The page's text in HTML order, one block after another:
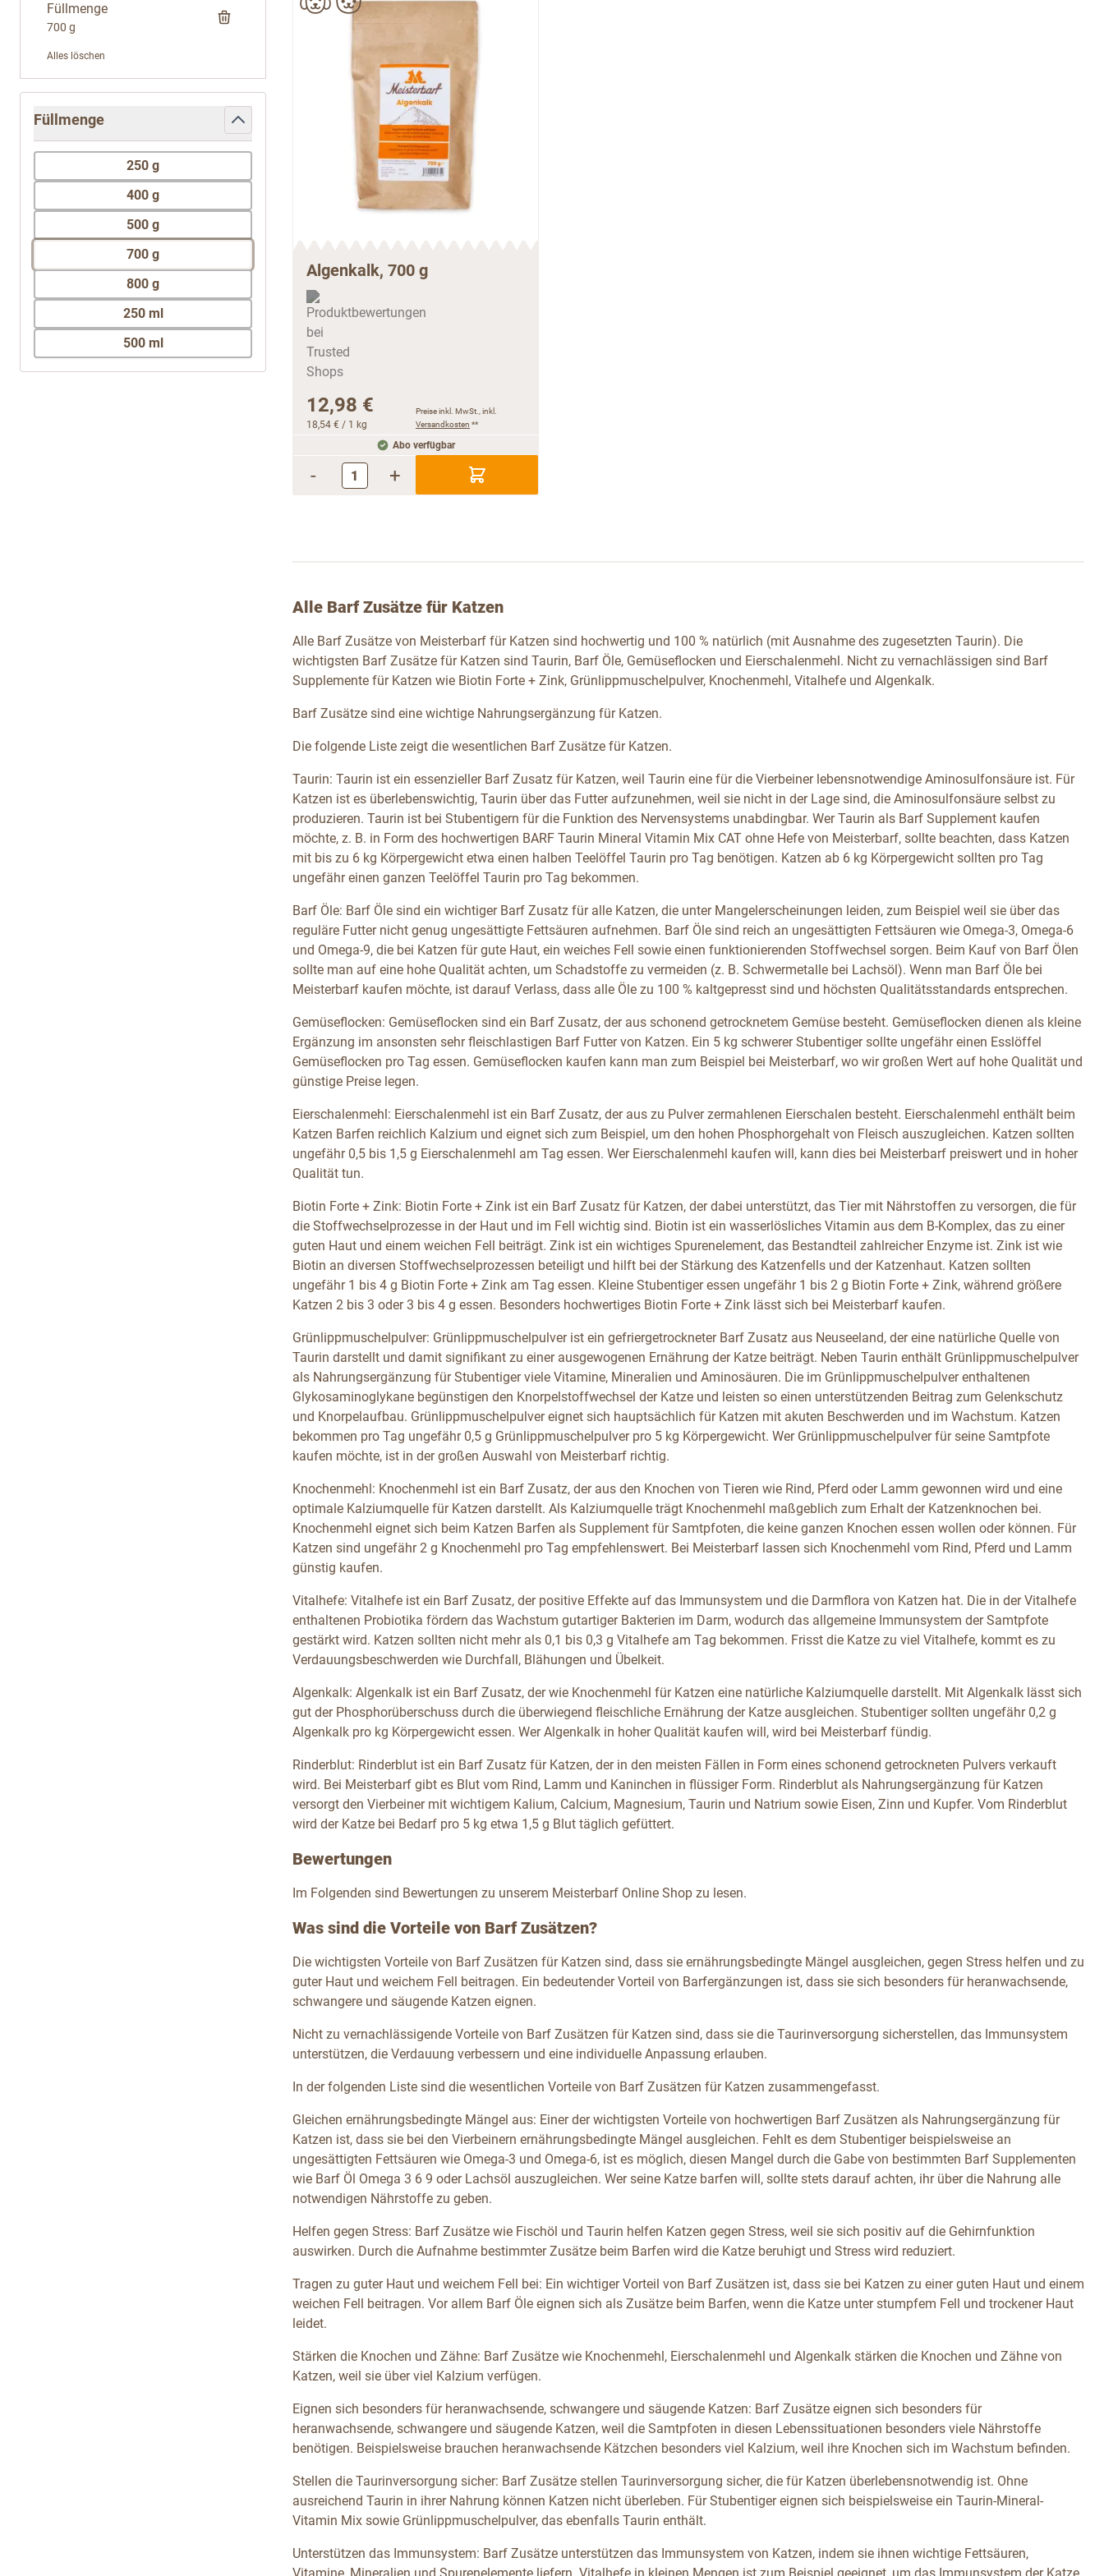
Füllmenge
700 g
Alles löschen
Füllmenge
filter
250 g
400 g
500 g
700 g
800 g
250 ml
500 ml
Algenkalk, 700 g
12,98 €
18,54 € / 1 kg
Preise inkl. MwSt., inkl.
Versandkosten **
Abo verfügbar
- +
Alle Barf Zusätze für Katzen
Alle Barf Zusätze von Meisterbarf für Katzen sind hochwertig und 100 % natürlich (mit Ausnahme des zugesetzten Taurin). Die
wichtigsten Barf Zusätze für Katzen sind Taurin, Barf Öle, Gemüseflocken und Eierschalenmehl. Nicht zu vernachlässigen sind Barf
Supplemente für Katzen wie Biotin Forte + Zink, Grünlippmuschelpulver, Knochenmehl, Vitalhefe und Algenkalk.
Barf Zusätze sind eine wichtige Nahrungsergänzung für Katzen.
Die folgende Liste zeigt die wesentlichen Barf Zusätze für Katzen.
Taurin: Taurin ist ein essenzieller Barf Zusatz für Katzen, weil Taurin eine für die Vierbeiner lebensnotwendige Aminosulfonsäure ist. Für
Katzen ist es überlebenswichtig, Taurin über das Futter aufzunehmen, weil sie nicht in der Lage sind, die Aminosulfonsäure selbst zu
produzieren. Taurin ist bei Stubentigern für die Funktion des Nervensystems unabdingbar. Wer Taurin als Barf Supplement kaufen
möchte, z. B. in Form des hochwertigen BARF Taurin Mineral Vitamin Mix CAT ohne Hefe von Meisterbarf, sollte beachten, dass Katzen
mit bis zu 6 kg Körpergewicht etwa einen halben Teelöffel Taurin pro Tag benötigen. Katzen ab 6 kg Körpergewicht sollten pro Tag
ungefähr einen ganzen Teelöffel Taurin pro Tag bekommen.
Barf Öle: Barf Öle sind ein wichtiger Barf Zusatz für alle Katzen, die unter Mangelerscheinungen leiden, zum Beispiel weil sie über das
reguläre Futter nicht genug ungesättigte Fettsäuren aufnehmen. Barf Öle sind reich an ungesättigten Fettsäuren wie Omega-3, Omega-6
und Omega-9, die bei Katzen für gute Haut, ein weiches Fell sowie einen funktionierenden Stoffwechsel sorgen. Beim Kauf von Barf Ölen
sollte man auf eine hohe Qualität achten, um Schadstoffe zu vermeiden (z. B. Schwermetalle bei Lachsöl). Wenn man Barf Öle bei
Meisterbarf kaufen möchte, ist darauf Verlass, dass alle Öle zu 100 % kaltgepresst sind und höchsten Qualitätsstandards entsprechen.
Gemüseflocken: Gemüseflocken sind ein Barf Zusatz, der aus schonend getrocknetem Gemüse besteht. Gemüseflocken dienen als kleine
Ergänzung im ansonsten sehr fleischlastigen Barf Futter von Katzen. Ein 5 kg schwerer Stubentiger sollte ungefähr einen Esslöffel
Gemüseflocken pro Tag essen. Gemüseflocken kaufen kann man zum Beispiel bei Meisterbarf, wo wir großen Wert auf hohe Qualität und
günstige Preise legen.
Eierschalenmehl: Eierschalenmehl ist ein Barf Zusatz, der aus zu Pulver zermahlenen Eierschalen besteht. Eierschalenmehl enthält beim
Katzen Barfen reichlich Kalzium und eignet sich zum Beispiel, um den hohen Phosphorgehalt von Fleisch auszugleichen. Katzen sollten
ungefähr 0,5 bis 1,5 g Eierschalenmehl am Tag essen. Wer Eierschalenmehl kaufen will, kann dies bei Meisterbarf preiswert und in hoher
Qualität tun.
Biotin Forte + Zink: Biotin Forte + Zink ist ein Barf Zusatz für Katzen, der dabei unterstützt, das Tier mit Nährstoffen zu versorgen, die für
die Stoffwechselprozesse in der Haut und im Fell wichtig sind. Biotin ist ein wasserlösliches Vitamin aus dem B-Komplex, das zu einer
guten Haut und einem weichen Fell beiträgt. Zink ist ein wichtiges Spurenelement, das Bestandteil zahlreicher Enzyme ist. Zink ist wie
Biotin an diversen Stoffwechselprozessen beteiligt und hilft bei der Stärkung des Katzenfells und der Katzenhaut. Katzen sollten
ungefähr 1 bis 4 g Biotin Forte + Zink am Tag essen. Kleine Stubentiger essen ungefähr 1 bis 2 g Biotin Forte + Zink, während größere
Katzen 2 bis 3 oder 3 bis 4 g essen. Besonders hochwertiges Biotin Forte + Zink lässt sich bei Meisterbarf kaufen.
Grünlippmuschelpulver: Grünlippmuschelpulver ist ein gefriergetrockneter Barf Zusatz aus Neuseeland, der eine natürliche Quelle von
Taurin darstellt und damit signifikant zu einer ausgewogenen Ernährung der Katze beiträgt. Neben Taurin enthält Grünlippmuschelpulver
als Nahrungsergänzung für Stubentiger viele Vitamine, Mineralien und Aminosäuren. Die im Grünlippmuschelpulver enthaltenen
Glykosaminoglykane begünstigen den Knorpelstoffwechsel der Katze und leisten so einen unterstützenden Beitrag zum Gelenkschutz
und Knorpelaufbau. Grünlippmuschelpulver eignet sich hauptsächlich für Katzen mit akuten Beschwerden und im Wachstum. Katzen
bekommen pro Tag ungefähr 0,5 g Grünlippmuschelpulver pro 5 kg Körpergewicht. Wer Grünlippmuschelpulver für seine Samtpfote
kaufen möchte, ist in der großen Auswahl von Meisterbarf richtig.
Knochenmehl: Knochenmehl ist ein Barf Zusatz, der aus den Knochen von Tieren wie Rind, Pferd oder Lamm gewonnen wird und eine
optimale Kalziumquelle für Katzen darstellt. Als Kalziumquelle trägt Knochenmehl maßgeblich zum Erhalt der Katzenknochen bei.
Knochenmehl eignet sich beim Katzen Barfen als Supplement für Samtpfoten, die keine ganzen Knochen essen wollen oder können. Für
Katzen sind ungefähr 2 g Knochenmehl pro Tag empfehlenswert. Bei Meisterbarf lassen sich Knochenmehl vom Rind, Pferd und Lamm
günstig kaufen.
Vitalhefe: Vitalhefe ist ein Barf Zusatz, der positive Effekte auf das Immunsystem und die Darmflora von Katzen hat. Die in der Vitalhefe
enthaltenen Probiotika fördern das Wachstum gutartiger Bakterien im Darm, wodurch das allgemeine Immunsystem der Samtpfote
gestärkt wird. Katzen sollten nicht mehr als 0,1 bis 0,3 g Vitalhefe am Tag bekommen. Frisst die Katze zu viel Vitalhefe, kommt es zu
Verdauungsbeschwerden wie Durchfall, Blähungen und Übelkeit.
Algenkalk: Algenkalk ist ein Barf Zusatz, der wie Knochenmehl für Katzen eine natürliche Kalziumquelle darstellt. Mit Algenkalk lässt sich
gut der Phosphorüberschuss durch die überwiegend fleischliche Ernährung der Katze ausgleichen. Stubentiger sollten ungefähr 0,2 g
Algenkalk pro kg Körpergewicht essen. Wer Algenkalk in hoher Qualität kaufen will, wird bei Meisterbarf fündig.
Rinderblut: Rinderblut ist ein Barf Zusatz für Katzen, der in den meisten Fällen in Form eines schonend getrockneten Pulvers verkauft
wird. Bei Meisterbarf gibt es Blut vom Rind, Lamm und Kaninchen in flüssiger Form. Rinderblut als Nahrungsergänzung für Katzen
versorgt den Vierbeiner mit wichtigem Kalium, Calcium, Magnesium, Taurin und Natrium sowie Eisen, Zinn und Kupfer. Vom Rinderblut
wird der Katze bei Bedarf pro 5 kg etwa 1,5 g Blut täglich gefüttert.
Bewertungen
Im Folgenden sind Bewertungen zu unserem Meisterbarf Online Shop zu lesen.
Was sind die Vorteile von Barf Zusätzen?
Die wichtigsten Vorteile von Barf Zusätzen für Katzen sind, dass sie ernährungsbedingte Mängel ausgleichen, gegen Stress helfen und zu
guter Haut und weichem Fell beitragen. Ein bedeutender Vorteil von Barfergänzungen ist, dass sie sich besonders für heranwachsende,
schwangere und säugende Katzen eignen.
Nicht zu vernachlässigende Vorteile von Barf Zusätzen für Katzen sind, dass sie die Taurinversorgung sicherstellen, das Immunsystem
unterstützen, die Verdauung verbessern und eine individuelle Anpassung erlauben.
In der folgenden Liste sind die wesentlichen Vorteile von Barf Zusätzen für Katzen zusammengefasst.
Gleichen ernährungsbedingte Mängel aus: Einer der wichtigsten Vorteile von hochwertigen Barf Zusätzen als Nahrungsergänzung für
Katzen ist, dass sie bei den Vierbeinern ernährungsbedingte Mängel ausgleichen. Fehlt es dem Stubentiger beispielsweise an
ungesättigten Fettsäuren wie Omega-3 und Omega-6, ist es möglich, diesen Mangel durch die Gabe von bestimmten Barf Supplementen
wie Barf Öl Omega 3 6 9 oder Lachsöl auszugleichen. Wer seine Katze barfen will, sollte stets darauf achten, ihr über die Nahrung alle
notwendigen Nährstoffe zu geben.
Helfen gegen Stress: Barf Zusätze wie Fischöl und Taurin helfen Katzen gegen Stress, weil sie sich positiv auf die Gehirnfunktion
auswirken. Durch die Aufnahme bestimmter Zusätze beim Barfen wird die Katze beruhigt und Stress wird reduziert.
Tragen zu guter Haut und weichem Fell bei: Ein wichtiger Vorteil von Barf Zusätzen ist, dass sie bei Katzen zu einer guten Haut und einem
weichen Fell beitragen. Vor allem Barf Öle eignen sich als Zusätze beim Barfen, wenn die Katze unter stumpfem Fell und trockener Haut
leidet.
Stärken die Knochen und Zähne: Barf Zusätze wie Knochenmehl, Eierschalenmehl und Algenkalk stärken die Knochen und Zähne von
Katzen, weil sie über viel Kalzium verfügen.
Eignen sich besonders für heranwachsende, schwangere und säugende Katzen: Barf Zusätze eignen sich besonders für
heranwachsende, schwangere und säugende Katzen, weil die Samtpfoten in diesen Lebenssituationen besonders viele Nährstoffe
benötigen. Beispielsweise brauchen heranwachsende Kätzchen besonders viel Kalzium, weil ihre Knochen sich im Wachstum befinden.
Stellen die Taurinversorgung sicher: Barf Zusätze stellen Taurinversorgung sicher, die für Katzen überlebensnotwendig ist. Ohne
ausreichend Taurin in ihrer Nahrung können Katzen nicht überleben. Für Stubentiger eignen sich beispielsweise ein Taurin-Mineral-
Vitamin Mix sowie Grünlippmuschelpulver, das ebenfalls Taurin enthält.
Unterstützen das Immunsystem: Barf Zusätze unterstützen das Immunsystem von Katzen, indem sie ihnen wichtige Fettsäuren,